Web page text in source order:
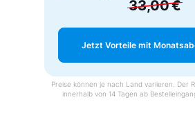
33,00 €
Jetzt Vorteile mit
Preise können je nach Land variieren. Der
innerhalb von 14 Tagen ab